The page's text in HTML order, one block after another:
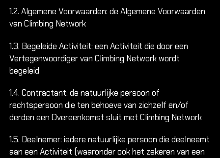
1.2. Algemene Voorwaarden: de Algemene Voorwaarden
van Climbing Network
1.3. Begeleide Activiteit: een Activiteit die door een
Vertegenwoordiger van Climbing Network wordt
begeleid
1.4. Contractant: de natuurlijke persoon of
rechtspersoon die ten behoeve van zichzelf en/of
derden een Overeenkomst sluit met Climbing Network
1.5. Deelnemer: iedere natuurlijke persoon die deelneemt
aan een Activiteit (waaronder ook het zekeren van een